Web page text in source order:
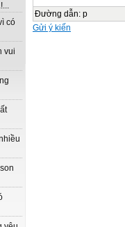
có
vui
Đường dẫn: p
Gửi ý kiến